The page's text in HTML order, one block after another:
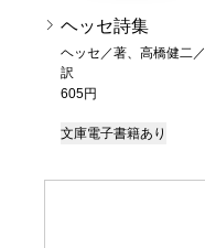
ヘッセ詩集
ヘッセ／著、高橋健二／
訳
605円
文庫電子書籍あり